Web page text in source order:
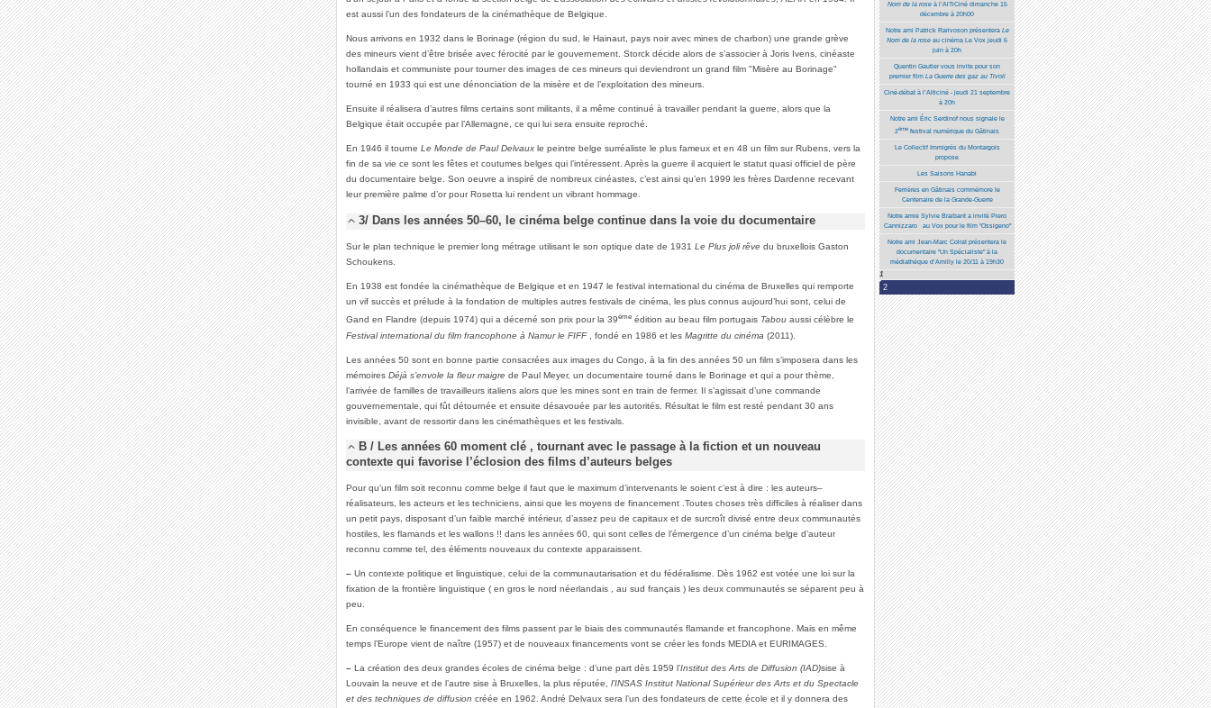
est aussi l’un des fondateurs de la cinémathèque de Belgique.
Nous arrivons en 1932 dans le Borinage (région du sud, le Hainaut, pays noir avec mines de charbon) une grande grève
des mineurs vient d’être brisée avec férocité par le gouvernement. Storck décide alors de s’associer à Joris Ivens, cinéaste
hollandais et communiste pour tourner des images de ces mineurs qui deviendront un grand film "Misère au Borinage"
tourné en 1933 qui est une dénonciation de la misère et de l’exploitation des mineurs.
Ensuite il réalisera d’autres films certains sont militants, il a même continué à travailler pendant la guerre, alors que la
Belgique était occupée par l’Allemagne, ce qui lui sera ensuite reproché.
En 1946 il tourne Le Monde de Paul Delvauxle peintre belge surréaliste le plus fameux et en 48 un film sur Rubens, vers la
fin de sa vie ce sont les fêtes et coutumes belges qui l’intéressent. Après la guerre il acquiert le statut quasi officiel de père
du documentaire belge. Son oeuvre a inspiré de nombreux cinéastes, c’est ainsi qu’en 1999 les frères Dardenne recevant
leur première palme d’or pour Rosetta lui rendent un vibrant hommage.
3/ Dans les années 50–60, le cinéma belge continue dans la voie du documentaire
Sur le plan technique le premier long métrage utilisant le son optique date de 1931 Le Plus joli rêvedu bruxellois Gaston
Schoukens.
En 1938 est fondée la cinémathèque de Belgique et en 1947 le festival international du cinéma de Bruxelles qui remporte
un vif succès et prélude à la fondation de multiples autres festivals de cinéma, les plus connus aujourd’hui sont, celui de
Gand en Flandre (depuis 1974) qui a décerné son prix pour la 39émeédition au beau film portugais Tabouaussi célèbre le
Festival international du film francophone à Namur le FIFF
, fondé en 1986 et les Magritte du cinéma (2011).
Les années 50 sont en bonne partie consacrées aux images du Congo, à la fin des années 50 un film s’imposera dans les
mémoires Déjà s’envole la fleur maigrede Paul Meyer, un documentaire tourné dans le Borinage et qui a pour thème,
l’arrivée de familles de travailleurs italiens alors que les mines sont en train de fermer. Il s’agissait d’une commande
gouvernementale, qui fût détournée et ensuite désavouée par les autorités. Résultat le film est resté pendant 30 ans
invisible, avant de ressortir dans les cinémathèques et les festivals.
B / Les années 60 moment clé , tournant avec le passage à la fiction et un nouveau
contexte qui favorise l’éclosion des films d’auteurs belges
Pour qu’un film soit reconnu comme belge il faut que le maximum d’intervenants le soient c’est à dire : les auteurs–
réalisateurs, les acteurs et les techniciens, ainsi que les moyens de financement .Toutes choses très difficiles à réaliser dans
un petit pays, disposant d’un faible marché intérieur, d’assez peu de capitaux et de surcroît divisé entre deux communautés
hostiles, les flamands et les wallons !! dans les années 60, qui sont celles de l’émergence d’un cinéma belge d’auteur
reconnu comme tel, des éléments nouveaux du contexte apparaissent.
–Un contexte politique et linguistique, celui de la communautarisation et du fédéralisme. Dès 1962 est votée une loi sur la
fixation de la frontière linguistique ( en gros le nord néerlandais , au sud français ) les deux communautés se séparent peu à
peu.
En conséquence le financement des films passent par le biais des communautés flamande et francophone. Mais en même
temps l’Europe vient de naître (1957) et de nouveaux financements vont se créer les fonds MEDIA et EURIMAGES.
–La création des deux grandes écoles de cinéma belge : d’une part dès 1959 l’Institut des Arts de Diffusion (IAD)sise à
Louvain la neuve et de l’autre sise à Bruxelles, la plus réputée, l’INSAS Institut National Supérieur des Arts et du Spectacle
et des techniques de diffusion créée en 1962. André Delvaux sera l’un des fondateurs de cette école et il y donnera des
Nom de la roseà l’AlTiCiné dimanche 15
décembre à 20h00
Notre ami Patrick Rarivoson présentera Le
Nom de la rose au cinéma Le Vox jeudi 6
juin à 20h
Quentin Gautier vous invite pour son
premier film La Guerre des gaz au Tivoli
Ciné-débat à l’Alticiné - jeudi 21 septembre
à 20h
Notre ami Éric Serdinof nous signale le
2ème festival numérique du Gâtinais
Le Collectif Immigrés du Montargois
propose
Les Saisons Hanabi
Ferrières en Gâtinais commémore le
Centenaire de la Grande-Guerre
Notre amie Sylvie Braibant a invité Piero
Cannizzaro au Vox pour le film "Ossigeno"
Notre ami Jean-Marc Colrat présentera le
documentaire "Un Spécialiste" à la
médiathèque d’Amilly le 20/11 à 19h30
1
2